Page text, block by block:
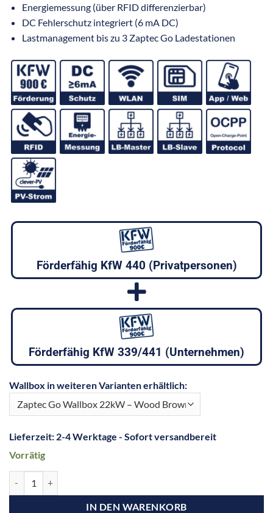
Energiemessung (über RFID differenzierbar)
DC Fehlerschutz integriert (6 mA DC)
Lastmanagement bis zu 3 Zaptec Go Ladestationen
Förderfähig KfW 440 (Privatpersonen)
Förderfähig KfW 339/441 (Unternehmen)
Wallbox in weiteren Varianten erhältlich:
Lieferzeit: 2-4 Werktage - Sofort versandbereit
Vorrätig
IN DEN WARENKORB